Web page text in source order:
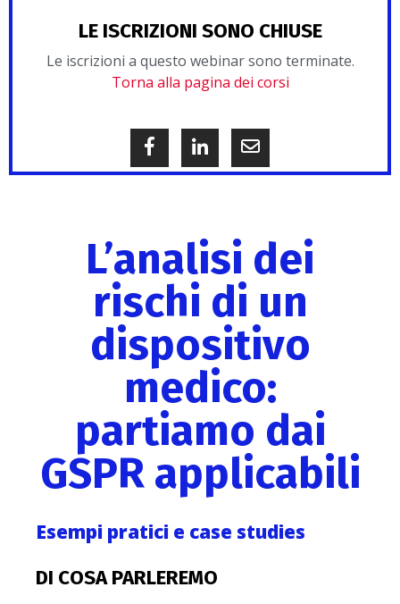
L’analisi dei
rischi di un
dispositivo
medico:
partiamo dai
GSPR applicabili
Esempi pratici e case studies
DI COSA PARLEREMO
LE ISCRIZIONI SONO CHIUSE
Le iscrizioni a questo webinar sono terminate.
Torna alla pagina dei corsi